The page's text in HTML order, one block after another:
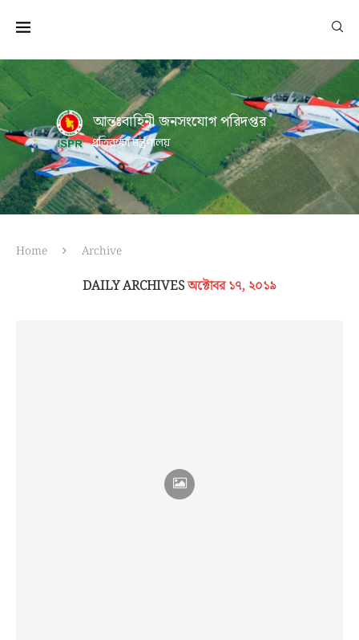
আন্তঃবাহিনী জনসংযোগ পরিদপ্তর
প্রতিরক্ষা মন্ত্রণালয়
Home Archive
DAILY ARCHIVESঅক্টোবর ১৭, ২০১৯